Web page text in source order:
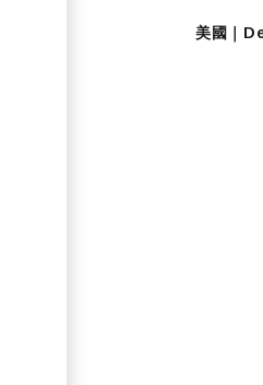
美國｜